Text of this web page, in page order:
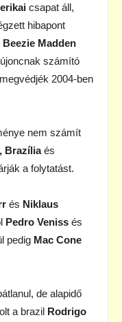
csapat áll,
hibapont
Beezie Madden
számító
2004-ben
nem számít
Brazíliaés
a folytatást.
és Niklaus
Pedro Veniss és
pedig Mac Cone
de alapidő
a brazil Rodrigo